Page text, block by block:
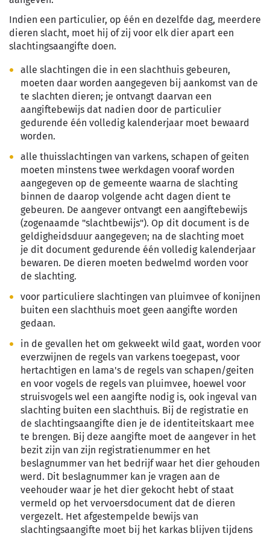
Indien een particulier, op één en dezelfde dag, meerdere
dieren slacht, moet hij of zij voor elk dier apart een
slachtingsaangifte doen.
alle slachtingen die in een slachthuis gebeuren,
moeten daar worden aangegeven bij aankomst van de
te slachten dieren; je ontvangt daarvan een
aangiftebewijs dat nadien door de particulier
gedurende één volledig kalenderjaar moet bewaard
worden.
alle thuisslachtingen van varkens, schapen of geiten
moeten minstens twee werkdagen vooraf worden
aangegeven op de gemeente waarna de slachting
binnen de daarop volgende acht dagen dient te
gebeuren. De aangever ontvangt een aangiftebewijs
(zogenaamde "slachtbewijs"). Op dit document is de
geldigheidsduur aangegeven; na de slachting moet
je dit document gedurende één volledig kalenderjaar
bewaren. De dieren moeten bedwelmd worden voor
de slachting.
voor particuliere slachtingen van pluimvee of konijnen
buiten een slachthuis moet geen aangifte worden
gedaan.
in de gevallen het om gekweekt wild gaat, worden voor
everzwijnen de regels van varkens toegepast, voor
hertachtigen en lama's de regels van schapen/geiten
en voor vogels de regels van pluimvee, hoewel voor
struisvogels wel een aangifte nodig is, ook ingeval van
slachting buiten een slachthuis. Bij de registratie en
de slachtingsaangifte dien je de identiteitskaart mee
te brengen. Bij deze aangifte moet de aangever in het
bezit zijn van zijn registratienummer en het
beslagnummer van het bedrijf waar het dier gehouden
werd. Dit beslagnummer kan je vragen aan de
veehouder waar je het dier gekocht hebt of staat
vermeld op het vervoersdocument dat de dieren
vergezelt. Het afgestempelde bewijs van
slachtingsaangifte moet bij het karkas blijven tijdens